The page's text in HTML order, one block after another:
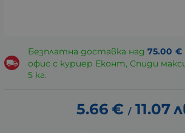
Безплатна доставка над 75.00 €
офис с куриер Еконт, Спиди
5 кг.
5.66 € / 11.07